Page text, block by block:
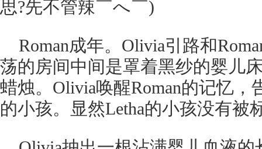
思?先不管辣￣へ￣)
Roman成年。Olivia引路和
荡的房间中间是罩着黑纱的婴儿
蜡烛。Olivia唤醒Roman的记忆
的小孩。显然Letha的小孩没有被